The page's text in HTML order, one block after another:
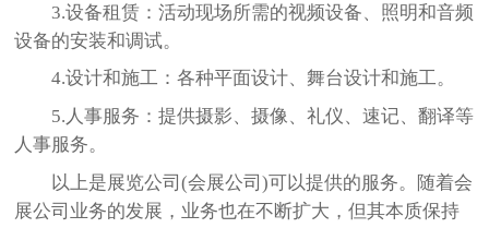
3.设备租赁：活动现场所需的视频设备、照明和音频
设备的安装和调试。
4.设计和施工：各种平面设计、舞台设计和施工。
5.人事服务：提供摄影、摄像、礼仪、速记、翻译等
人事服务。
以上是展览公司(会展公司)可以提供的服务。随着会
展公司业务的发展，业务也在不断扩大，但其本质保持